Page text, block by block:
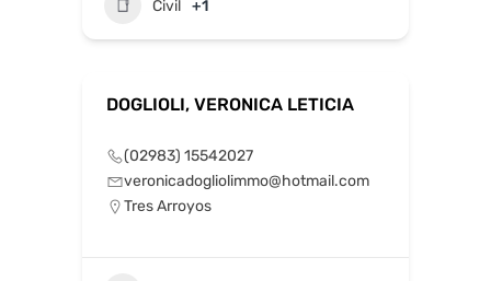
Civil +1
DOGLIOLI, VERONICA LETICIA
(02983) 15542027
veronicadogliolimmo@hotmail.com
Tres Arroyos